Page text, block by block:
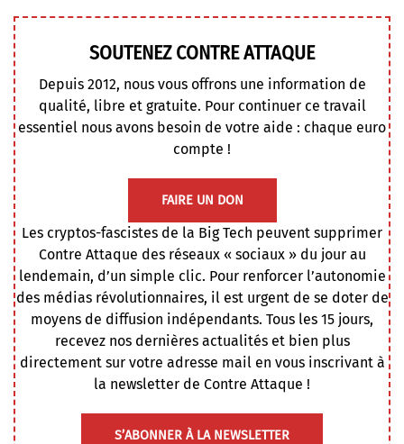
SOUTENEZ CONTRE ATTAQUE
Depuis 2012, nous vous offrons une information de
qualité, libre et gratuite. Pour continuer ce travail
essentiel nous avons besoin de votre aide : chaque euro
compte !
FAIRE UN DON
Les cryptos-fascistes de la Big Tech peuvent supprimer
Contre Attaque des réseaux « sociaux » du jour au
lendemain, d’un simple clic. Pour renforcer l’autonomie
des médias révolutionnaires, il est urgent de se doter de
moyens de diffusion indépendants. Tous les 15 jours,
recevez nos dernières actualités et bien plus
directement sur votre adresse mail en vous inscrivant à
la newsletter de Contre Attaque !
S’ABONNER À LA NEWSLETTER